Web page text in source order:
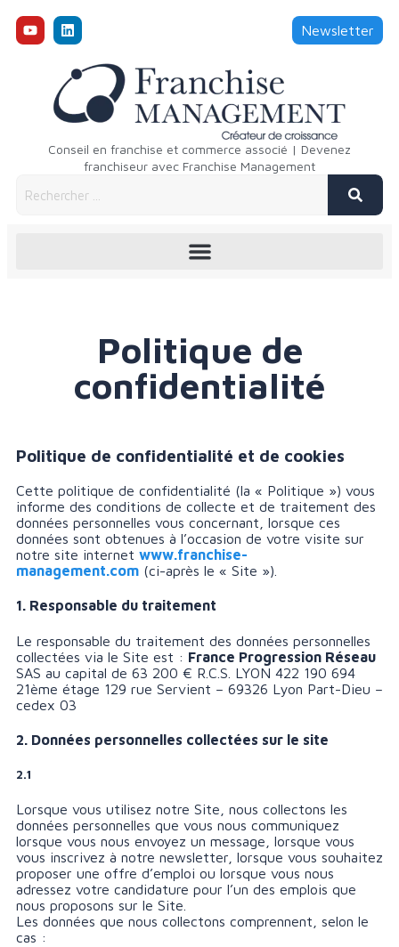
Newsletter
Conseil en franchise et commerce associé | Devenez
franchiseur avec Franchise Management
Politique de
confidentialité
Politique de confidentialité et de cookies
Cette politique de confidentialité (la « Politique ») vous
informe des conditions de collecte et de traitement des
données personnelles vous concernant, lorsque ces
données sont obtenues à l’occasion de votre visite sur
notre site internet www.franchise-
management.com (ci-après le « Site »).
1. Responsable du traitement
Le responsable du traitement des données personnelles
collectées via le Site est : France Progression Réseau
SAS au capital de 63 200 € R.C.S. LYON 422 190 694
21ème étage 129 rue Servient – 69326 Lyon Part-Dieu –
cedex 03
2. Données personnelles collectées sur le site
2.1
Lorsque vous utilisez notre Site, nous collectons les
données personnelles que vous nous communiquez
lorsque vous nous envoyez un message, lorsque vous
vous inscrivez à notre newsletter, lorsque vous souhaitez
proposer une offre d’emploi ou lorsque vous nous
adressez votre candidature pour l’un des emplois que
nous proposons sur le Site.
Les données que nous collectons comprennent, selon le
cas :